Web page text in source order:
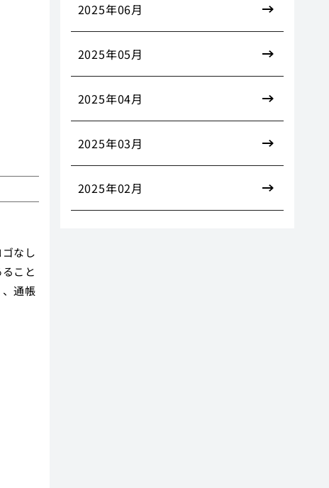
なし
こと
通帳
2025年06月
2025年05月
2025年04月
2025年03月
2025年02月